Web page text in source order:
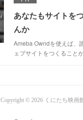
あなたもサイトを
んか
Ameba Owndを使えば、
ェブサイトをつくること
Copyright © 2026 くにたち映画